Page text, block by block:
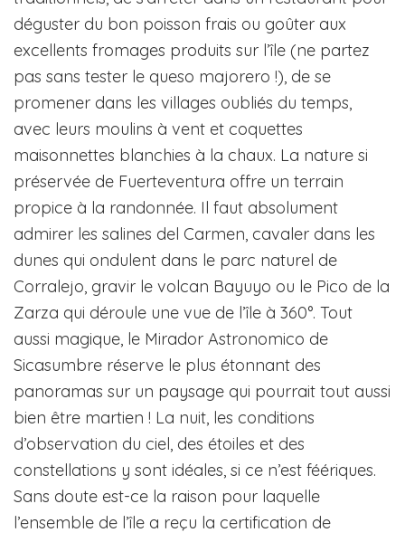
déguster du bon poisson frais ou goûter aux
excellents fromages produits sur l’île (ne partez
pas sans tester le queso majorero !), de se
promener dans les villages oubliés du temps,
avec leurs moulins à vent et coquettes
maisonnettes blanchies à la chaux. La nature si
préservée de Fuerteventura offre un terrain
propice à la randonnée. Il faut absolument
admirer les salines del Carmen, cavaler dans les
dunes qui ondulent dans le parc naturel de
Corralejo, gravir le volcan Bayuyo ou le Pico de la
Zarza qui déroule une vue de l’île à 360°. Tout
aussi magique, le Mirador Astronomico de
Sicasumbre réserve le plus étonnant des
panoramas sur un paysage qui pourrait tout aussi
bien être martien ! La nuit, les conditions
d’observation du ciel, des étoiles et des
constellations y sont idéales, si ce n’est féériques.
Sans doute est-ce la raison pour laquelle
l’ensemble de l’île a reçu la certification de